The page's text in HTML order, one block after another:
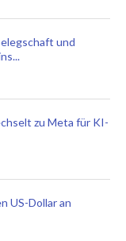
und
zu Meta für KI-
US-Dollar an